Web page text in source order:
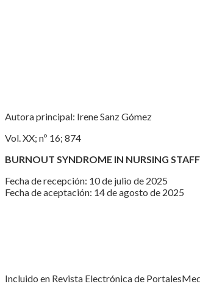
Autora principal: Irene Sanz Gómez
Vol. XX; nº 16; 874
BURNOUT SYNDROME IN NURSING
Fecha de recepción: 10 de julio de 2025
Fecha de aceptación: 14 de agosto de 2025
Incluido en Revista Electrónica de